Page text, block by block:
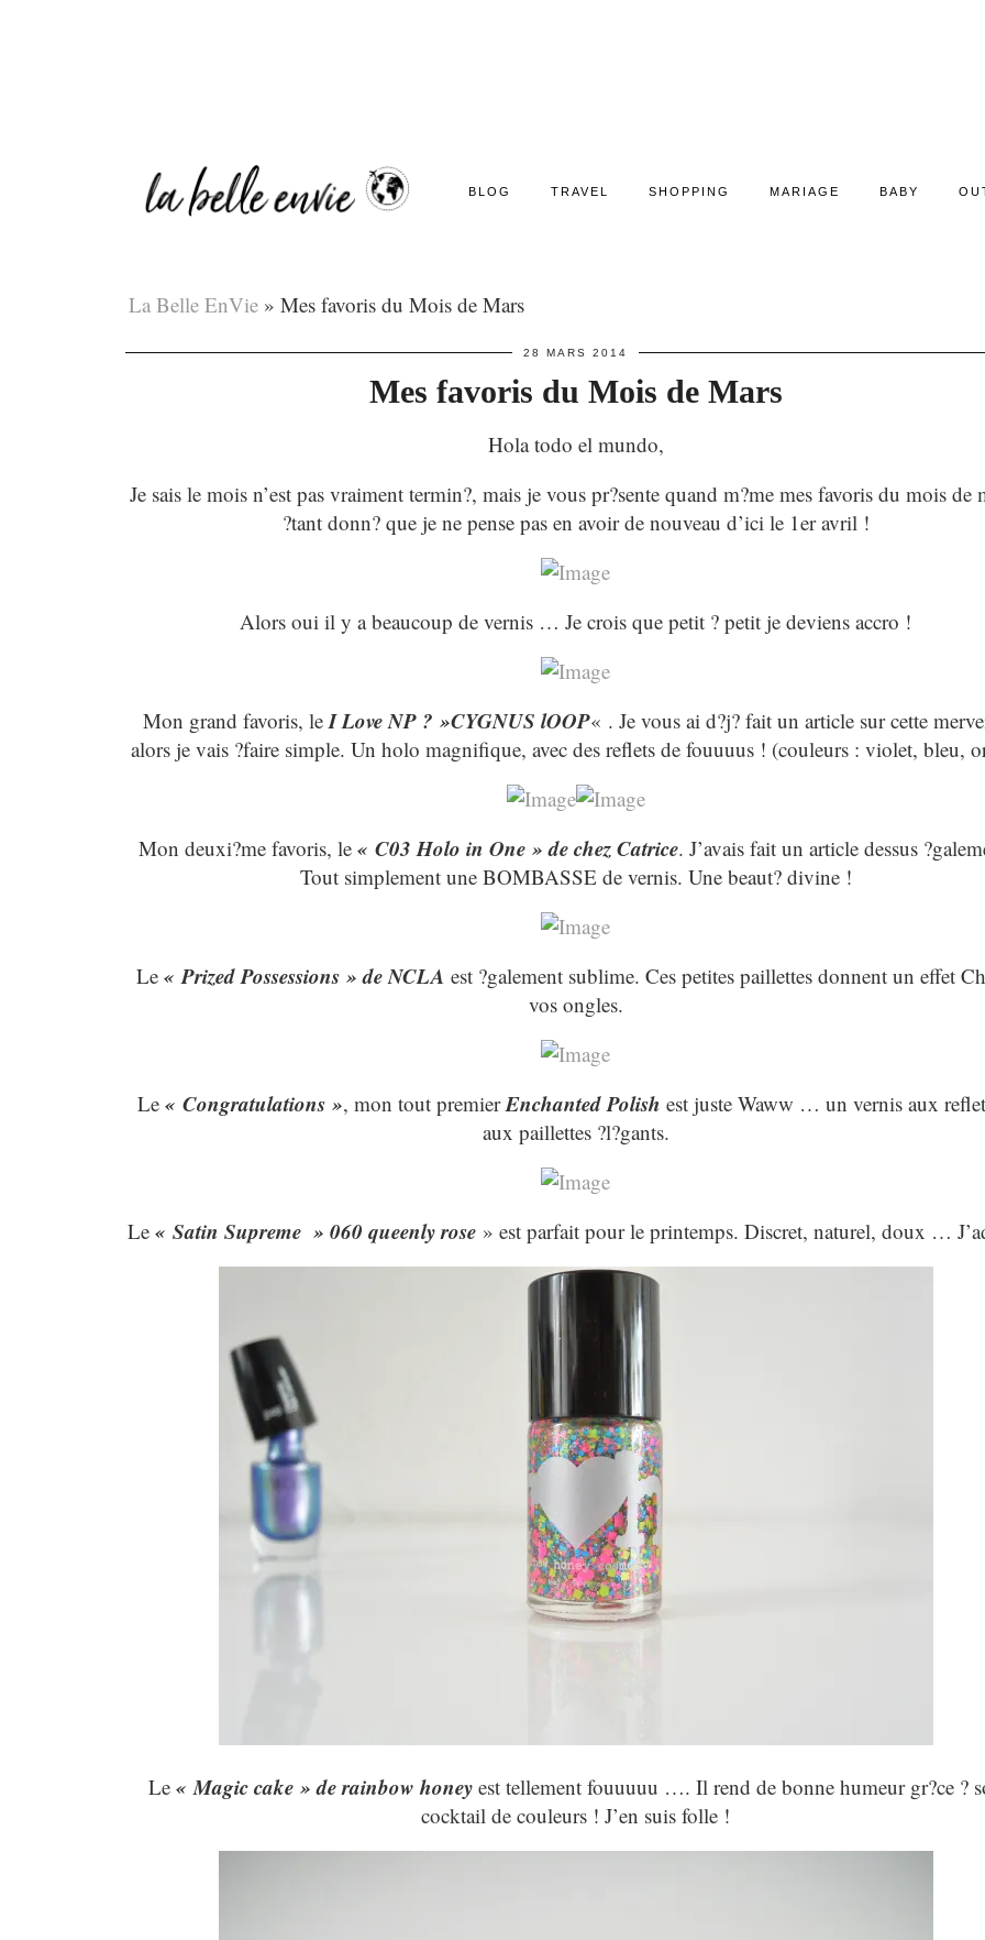
BLOG TRAVEL SHOPPING MARIAGE BABY
La Belle EnVie » Mes favoris du Mois de Mars
28 MARS 2014
Mes favoris du Mois de Mars
Hola todo el mundo,
Je sais le mois n’est pas vraiment termin?, mais je vous pr?sente quand m?me mes favoris du mois de
?tant donn? que je ne pense pas en avoir de nouveau d’ici le 1er avril !
Alors oui il y a beaucoup de vernis … Je crois que petit ? petit je deviens accro !
Mon grand favoris, leI Love NP ? »CYGNUS lOOP« . Je vous ai d?j? fait un article sur cette
alors je vais ?faire simple. Un holo magnifique, avec des reflets de fouuuus ! (couleurs : violet, bleu,
Mon deuxi?me favoris, le « C03 Holo in One » de chez Catrice. J’avais fait un article dessus
Tout simplement une BOMBASSE de vernis. Une beaut? divine !
Le« Prized Possessions » de NCLA est ?galement sublime. Ces petites paillettes donnent un effet
vos ongles.
Le« Congratulations », mon tout premierEnchanted Polish est juste Waww … un vernis aux
aux paillettes ?l?gants.
Le« Satin Supreme » 060 queenly rose » est parfait pour le printemps. Discret, naturel, doux …
Le« Magic cake » de rainbow honeyest tellement fouuuuu …. Il rend de bonne humeur gr?ce ?
cocktail de couleurs ! J’en suis folle !